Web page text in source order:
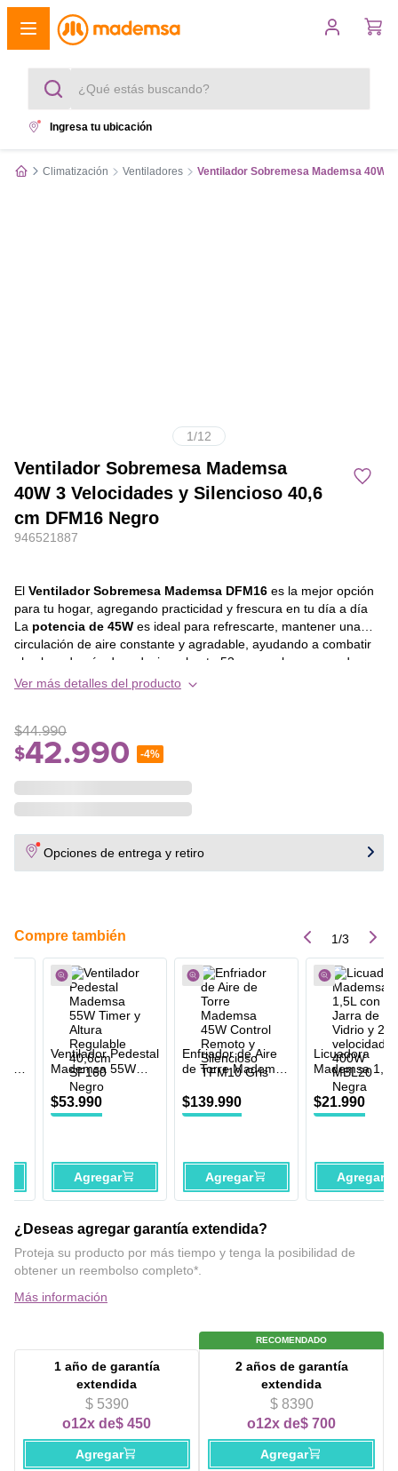
¿Qué estás buscando?
Ingresa tu ubicación
Climatización Ventiladores Ventilador Sobremesa Mademsa 40W
1/12
Ventilador Sobremesa Mademsa
40W 3 Velocidades y Silencioso 40,6
cm DFM16 Negro
946521887
El Ventilador Sobremesa Mademsa DFM16 es la mejor opción
para tu hogar, agregando practicidad y frescura en tu día a día
La potencia de 45W es ideal para refrescarte, mantener una
circulación de aire constante y agradable, ayudando a combatir
el calor además de reducir en hasta 53 veces el consumo de
energía¹. El ventilador mesa está diseñado para operar de
el trabajo o en el sueño, garantizando un funcionamiento
tranquilo y eficiente. Ofrece
del flujo de airepuede ser ajustada en 4 posiciones de
Sistema oscilante, que ofrece un movimiento amplio de 90°
hacia los lados, permite ajustar la distribución horizontal del aire
Ver más detalles del producto
$44.990
$42.990 -4%
Opciones de entrega y retiro
Compre también 1/3
Ventilador Pedestal
Mademsa 55W
Timer y Altura
Regulable 40,6cm
SF160 Negro
$53.990
Agregar
Enfriador de Aire
de Torre Mademsa
Remoto y
Silencioso TFM10
$139.990
Agregar
Licuadora
Mademsa
Jarra de
velocidades
MBL20 Negra
$21.990
Agregar
¿Deseas agregar garantía extendida?
Proteja su producto por más tiempo y tenga la posibilidad de
obtener un reembolso completo*.
Más información
1 año de garantía
extendida
$ 5390
o12x de$ 450
Agregar
RECOMENDADO
2 años de garantía
extendida
$ 8390
o12x de$ 700
Agregar